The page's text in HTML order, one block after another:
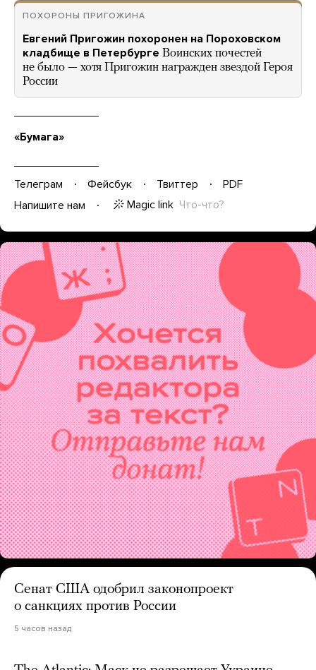
ПОХОРОНЫ ПРИГОЖИНА
Евгений Пригожин похоронен на Пороховском
кладбище в Петербурге Воинских почестей
не было — хотя Пригожин награжден звездой Героя
России
«Бумага»
Телеграм Фейсбук Твиттер
PDF
Напишите нам
Magic link Что-что?
Сенат США одобрил законопроект
о санкциях против России
5 часов назад